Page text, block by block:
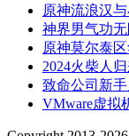
原神流浪汉
神界男气功
原神莫尔泰
2024火柴人
致命公司新
VMware虚拟